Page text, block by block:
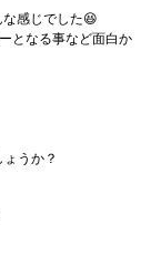
な感じでした😆
となる事など面白か
うか？